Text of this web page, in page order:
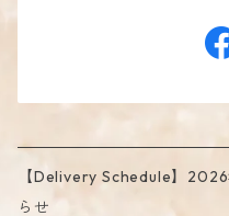
【Delivery Schedule】
らせ